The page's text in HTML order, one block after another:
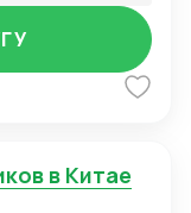
в Китае